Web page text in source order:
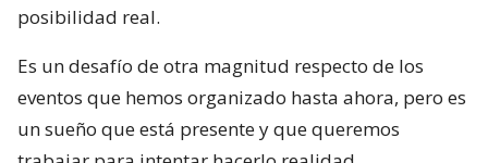
posibilidad real.
Es un desafío de otra magnitud respecto de los
eventos que hemos organizado hasta ahora, pero es
un sueño que está presente y que queremos